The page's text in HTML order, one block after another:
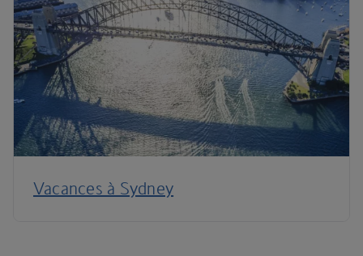
Vacances à Sydney